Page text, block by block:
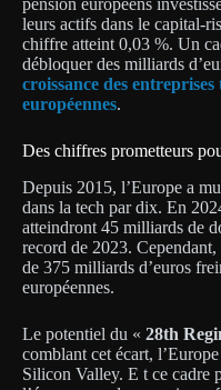
pension européens
leurs actifs dans le capital-
chiffre atteint 0,03 %. Un
débloquer des milliards
croissance des
européennes.
Des chiffres prometteurs
Depuis 2015, l’Europe a
dans la tech par dix. En
atteindront 45 milliards de
record de 2023.
de 375 milliards d’euros
européennes.
Le potentiel du « 28th
comblant cet écart,
Silicon Valley. E t ce cadre